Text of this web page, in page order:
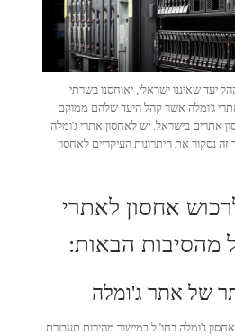
יעד שאיננו ישראלי, יאוחסנו בשרתי
ג'ומלה אשר קהל היעד שלהם ממוקם
אתרים בישראל. יש לאחסון אתרי ג'ומלה
נסקור את היתרונות העיקריים לאחסון
אחסון לאתרי
מהסיבות הבאות:
של אתר ג'ומלה
ג'ומלה בחו"ל במישור מהירות תעבורת